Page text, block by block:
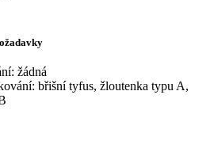
žádná
břišní tyfus, žloutenka typu A,